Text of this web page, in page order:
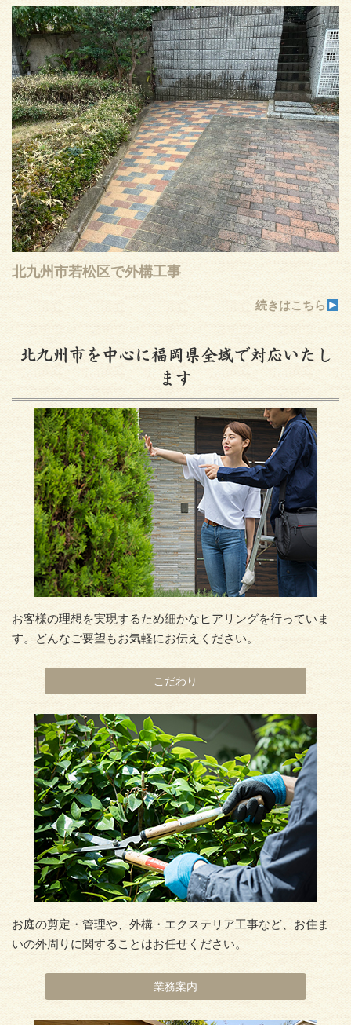
北九州市若松区で外構工事
続きはこちら
北九州市を中心に福岡県全域で対応いたし
ます
お客様の理想を実現するため細かなヒアリングを行っていま
す。どんなご要望もお気軽にお伝えください。
こだわり
お庭の剪定・管理や、外構・エクステリア工事など、お住ま
いの外周りに関することはお任せください。
業務案内